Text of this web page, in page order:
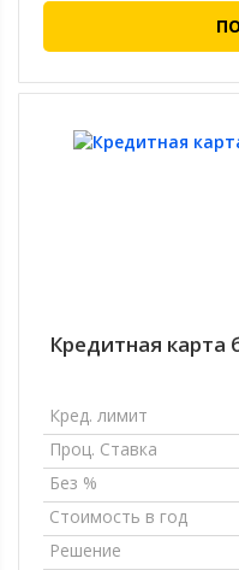
Кредитная карта
Кред. лимит
Проц. Ставка
Без %
Стоимость в год
Решение